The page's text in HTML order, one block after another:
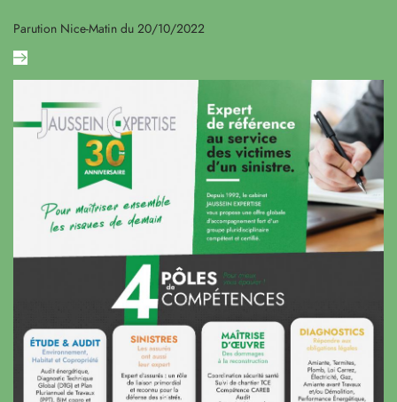
Parution Nice-Matin du 20/10/2022